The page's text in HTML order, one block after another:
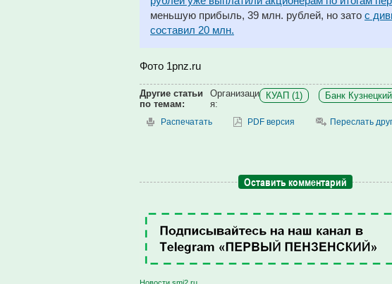
меньшую прибыль, 39 млн. рублей, но зато с
составил 20 млн.
Фото 1pnz.ru
Другие статьи
по темам:
Организаци
я:
КУАП (1) Банк
Распечатать PDF версия Переслать
Оставить комментарий